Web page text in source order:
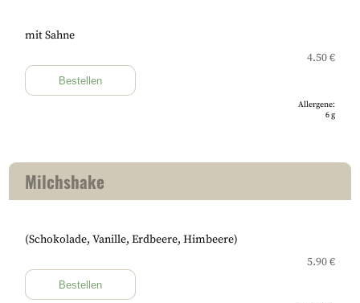
mit Sahne
4.50 €
Bestellen
Allergene:
6g
Milchshake
(Schokolade, Vanille, Erdbeere, Himbeere)
5.90 €
Bestellen